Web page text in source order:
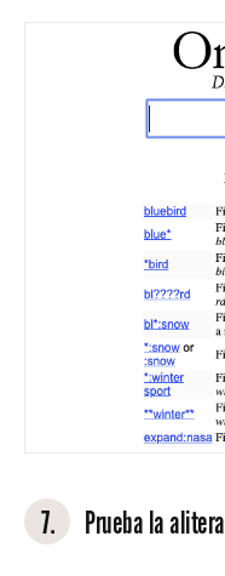
7. Prueba la